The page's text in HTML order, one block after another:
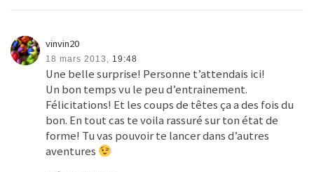
vinvin20
18 mars 2013, 19:48
Une belle surprise! Personne t’attendais ici!
Un bon temps vu le peu d’entrainement.
Félicitations! Et les coups de têtes ça a des fois du
bon. En tout cas te voila rassuré sur ton état de
forme! Tu vas pouvoir te lancer dans d’autres
aventures